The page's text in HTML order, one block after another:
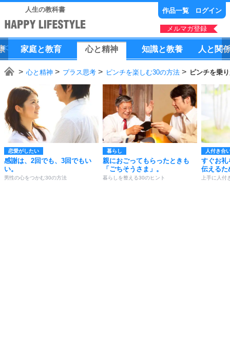
人生の教科書 作品一覧 ログイン
メルマガ登録
家庭と教育 心と精神 知識と教養 人 と 関
心と精神 プラス思考 ピンチを楽しむ30の方法 ピンチを乗
恋愛がしたい
感謝は、2回でも、3回でもい
い。
男性の心をつかむ30の方法
暮らし
親におごってもらったときも
「ごちそうさま」。
暮らしを整える30のヒント
人付き合
すぐお礼
伝えるた
上手に人付